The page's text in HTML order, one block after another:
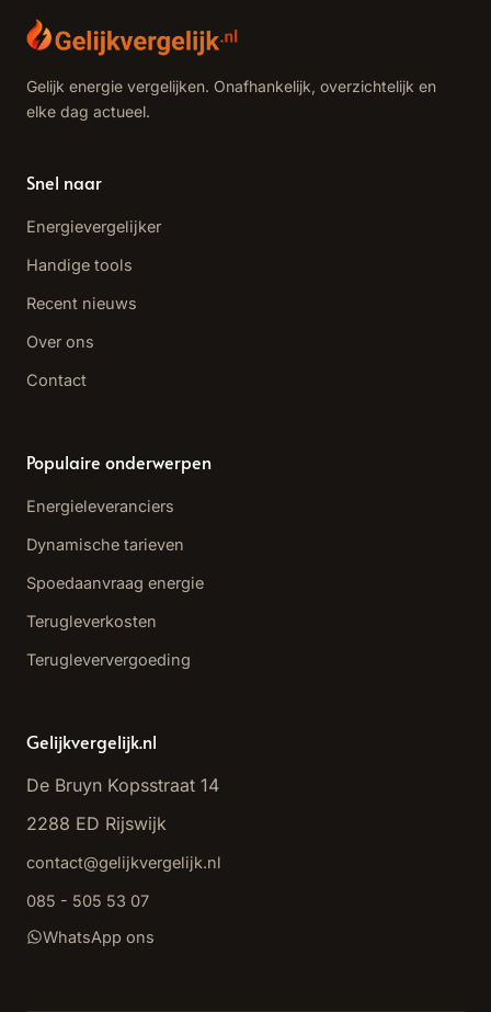
Gelijk energie vergelijken. Onafhankelijk, overzichtelijk en
elke dag actueel.
Snel naar
Energievergelijker
Handige tools
Recent nieuws
Over ons
Contact
Populaire onderwerpen
Energieleveranciers
Dynamische tarieven
Spoedaanvraag energie
Terugleverkosten
Terugleververgoeding
Gelijkvergelijk.nl
De Bruyn Kopsstraat 14
2288 ED Rijswijk
contact@gelijkvergelijk.nl
085 - 505 53 07
WhatsApp ons